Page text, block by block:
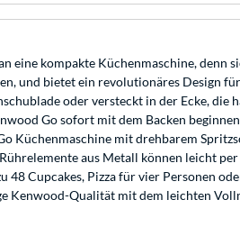
kompakte Küchenmaschine, denn
und bietet ein revolutionäres Design
oder versteckt in der Ecke,
Go sofort mit dem Backen
Küchenmaschine mit drehbarem
aus Metall können leicht
Cupcakes, Pizza für vier Personen
Kenwood-Qualität mit dem leichten